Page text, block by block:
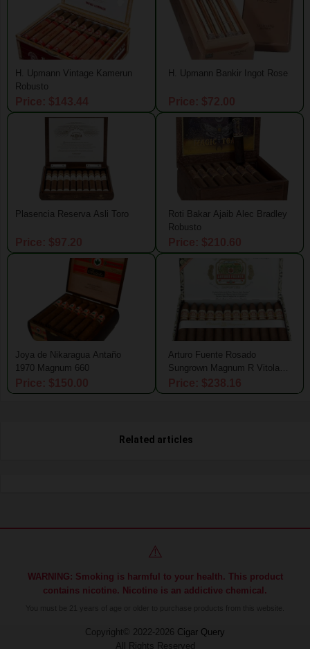
H. Upmann Vintage Kamerun
Robusto
H. Upmann Bankir Ingot Rose
Plasencia Reserva Asli Toro
Roti Bakar Ajaib Alec Bradley
Robusto
Joya de Nikaragua Antaño
1970 Magnum 660
Arturo Fuente Rosado
Sungrown Magnum R Vitola
Related articles
⚠️
WARNING: Smoking is harmful to your health. This product
contains nicotine. Nicotine is an addictive chemical.
Copyright© 2022-2026 Cigar Query
All Rights Reserved